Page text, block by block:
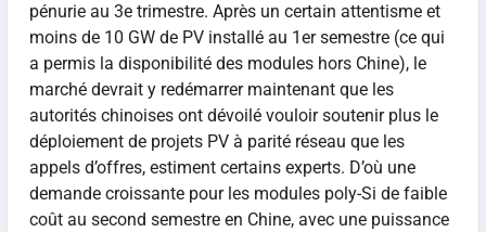
pénurie au 3e trimestre. Après un certain attentisme et
moins de 10 GW de PV installé au 1er semestre (ce qui
a permis la disponibilité des modules hors Chine), le
marché devrait y redémarrer maintenant que les
autorités chinoises ont dévoilé vouloir soutenir plus le
déploiement de projets PV à parité réseau que les
appels d’offres, estiment certains experts. D’où une
demande croissante pour les modules poly-Si de faible
coût au second semestre en Chine, avec une puissance